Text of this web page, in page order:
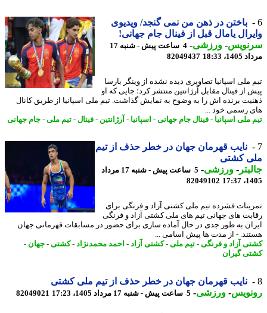
باختن در ذهن من نمی گنجد/ ویدیوی
یامال قبل از فینال جام جهانی!
-ورزشی-
4 ساعت پیش - شنبه 17
18:33
82049437
ملی اسپانیا تصاویری دیده نشده از وینگر بارسا
از فینال مقابل آرژانتین منتشر کرد؛ جایی که او
برنده اش را به وضوح به نمایش گذاشت. تیم ملی اسپانیا از طریق کانال
رسمی خود ...
ملی اسپانیا-فینال جام جهانی-اسپانیا-آرژانتین -فینال-تیم ملی -جام جهانی
نایب قهرمان جهان در خطر حذف از تیم
کشتی
-ورزشی-
5 ساعت پیش - شنبه 17 مرداد
82049102
فشرده تیم ملی کشتی آزاد و فرنگی برای
های جهانی تیم های ملی کشتی آزاد و فرنگی
به طور جدی در حال آماده سازی برای حضور در مسابقات قهرمانی جهان
- از مدت ها پیش اسامی ...
آزاد و فرنگی -تیم ملی -کشتی آزاد- احمد محمدنژاد-کشتی-جهان-
گیران
نایب قهرمان جهان در خطر حذف از تیم ملی کشتی
-ورزشی-5 ساعت پیش - شنبه 17 مرداد 1405، 17:23 82049021